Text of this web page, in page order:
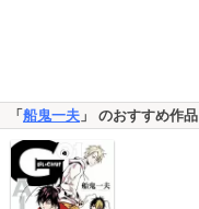
「船鬼一夫 」 のおすすめ作品